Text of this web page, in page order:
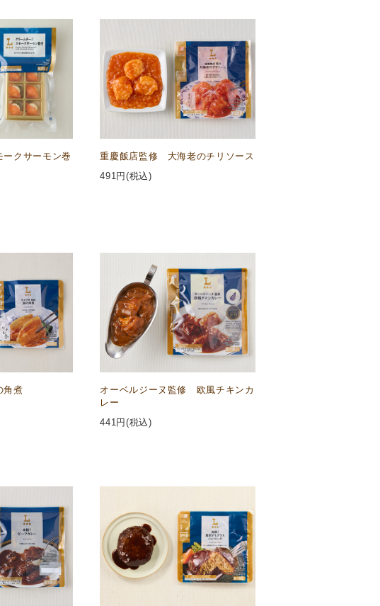
ークサーモン巻
重慶飯店監修 大海老のチリソース
491円(税込)
角煮
オーベルジーヌ監修 欧風チキンカ
レー
441円(税込)